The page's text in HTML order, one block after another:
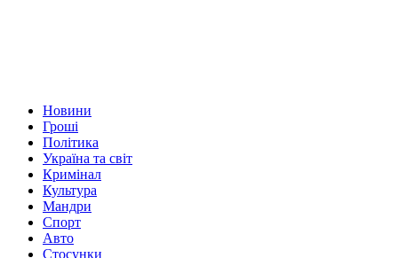
Новини
Гроші
Політика
Україна та світ
Кримінал
Культура
Мандри
Спорт
Авто
Стосунки